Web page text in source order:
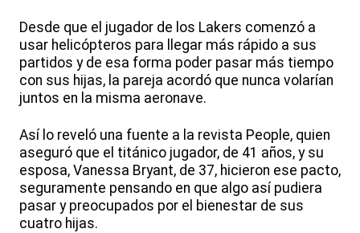
Desde que el jugador de los Lakers comenzó a
usar helicópteros para llegar más rápido a sus
partidos y de esa forma poder pasar más tiempo
con sus hijas, la pareja acordó que nunca volarían
juntos en la misma aeronave.
Así lo reveló una fuente a la revista People, quien
aseguró que el titánico jugador, de 41 años, y su
esposa, Vanessa Bryant, de 37, hicieron ese pacto,
seguramente pensando en que algo así pudiera
pasar y preocupados por el bienestar de sus
cuatro hijas.